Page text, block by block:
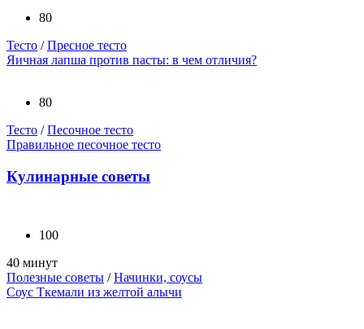
80
Тесто /Пресное тесто
Яичная лапша против пасты: в чем отличия?
80
Тесто /Песочное тесто
Правильное песочное тесто
Кулинарные советы
100
40 минут
Полезные советы /Начинки, соусы
Соус Ткемали из желтой алычи